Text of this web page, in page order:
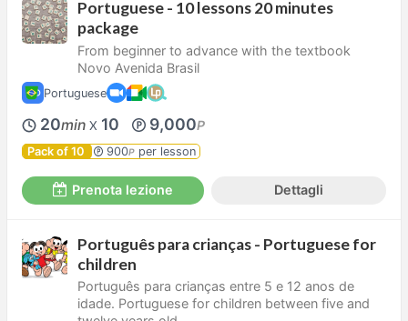
Portuguese - 10 lessons 20 minutes
package
From beginner to advance with the textbook
Novo Avenida Brasil
Portuguese
20min X 10 9,000P
Pack of 10 900P per lesson
Prenota lezione Dettagli
Português para crianças - Portuguese for
children
Português para crianças entre 5 e 12 anos de
idade. Portuguese for children between five and